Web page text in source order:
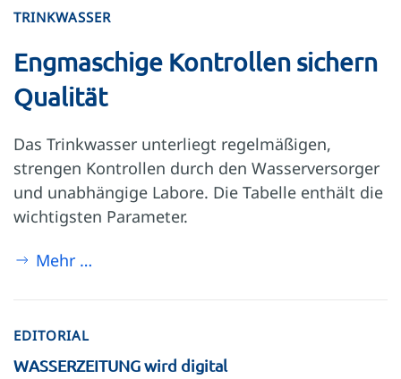
TRINKWASSER
Engmaschige Kontrollen sichern
Qualität
Das Trinkwasser unterliegt regelmäßigen,
strengen Kontrollen durch den Wasserversorger
und unabhängige Labore. Die Tabelle enthält die
wichtigsten Parameter.
Mehr …
EDITORIAL
WASSERZEITUNG wird digital